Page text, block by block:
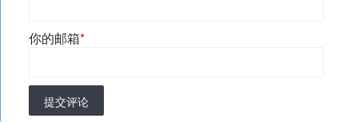
你的邮箱*
提交评论